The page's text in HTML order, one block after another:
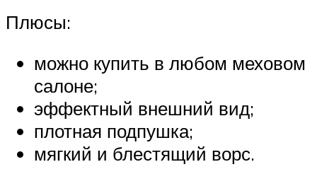
Плюсы:
можно купить в любом меховом
салоне;
эффектный внешний вид;
плотная подпушка;
мягкий и блестящий ворс.